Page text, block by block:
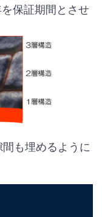
保証期間とさせ
も埋めるように